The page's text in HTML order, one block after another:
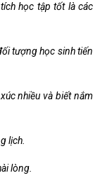
học tập tốt là các
tượng học sinh tiến
nhiều và biết nắm
lịch.
lòng.